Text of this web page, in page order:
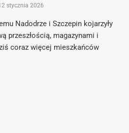
stycznia 2026
Nadodrze i Szczepin kojarzyły
przeszłością, magazynami i
coraz więcej mieszkańców